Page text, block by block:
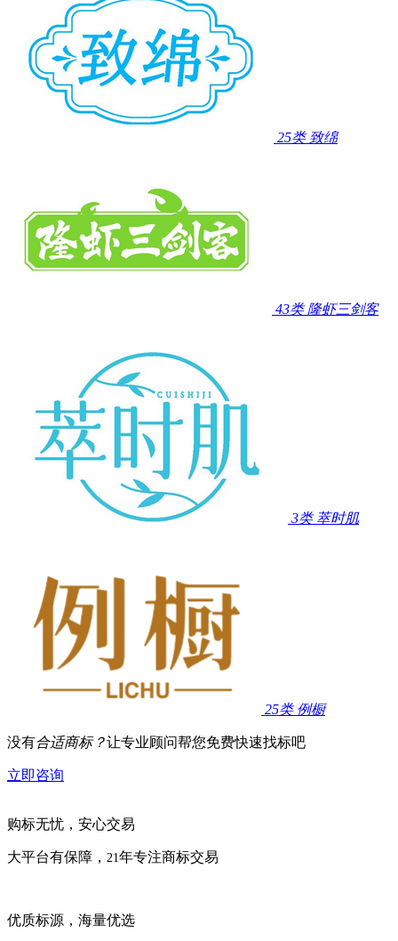
25类 致绵
43类 隆虾三剑客
3类 萃时肌
25类 例橱
没有合适商标？让专业顾问帮您免费快速找标吧
立即咨询
购标无忧，安心交易
大平台有保障， 21年专注商标交易
优质标源，海量优选